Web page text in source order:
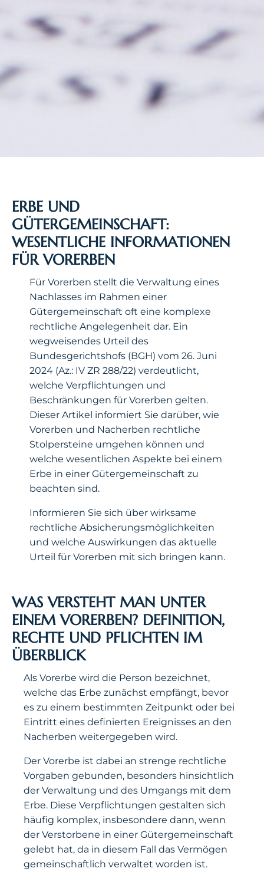
ERBE UND
GÜTERGEMEINSCHAFT:
WESENTLICHE INFORMATIONEN
FÜR VORERBEN
Für Vorerben stellt die Verwaltung eines
Nachlasses im Rahmen einer
Gütergemeinschaft oft eine komplexe
rechtliche Angelegenheit dar. Ein
wegweisendes Urteil des
Bundesgerichtshofs (BGH) vom 26. Juni
2024 (Az.: IV ZR 288/22) verdeutlicht,
welche Verpflichtungen und
Beschränkungen für Vorerben gelten.
Dieser Artikel informiert Sie darüber, wie
Vorerben und Nacherben rechtliche
Stolpersteine umgehen können und
welche wesentlichen Aspekte bei einem
Erbe in einer Gütergemeinschaft zu
beachten sind.
Informieren Sie sich über wirksame
rechtliche Absicherungsmöglichkeiten
und welche Auswirkungen das aktuelle
Urteil für Vorerben mit sich bringen kann.
WAS VERSTEHT MAN UNTER
EINEM VORERBEN? DEFINITION,
RECHTE UND PFLICHTEN IM
ÜBERBLICK
Als Vorerbe wird die Person bezeichnet,
welche das Erbe zunächst empfängt, bevor
es zu einem bestimmten Zeitpunkt oder bei
Eintritt eines definierten Ereignisses an den
Nacherben weitergegeben wird.
Der Vorerbe ist dabei an strenge rechtliche
Vorgaben gebunden, besonders hinsichtlich
der Verwaltung und des Umgangs mit dem
Erbe. Diese Verpflichtungen gestalten sich
häufig komplex, insbesondere dann, wenn
der Verstorbene in einer Gütergemeinschaft
gelebt hat, da in diesem Fall das Vermögen
gemeinschaftlich verwaltet worden ist.